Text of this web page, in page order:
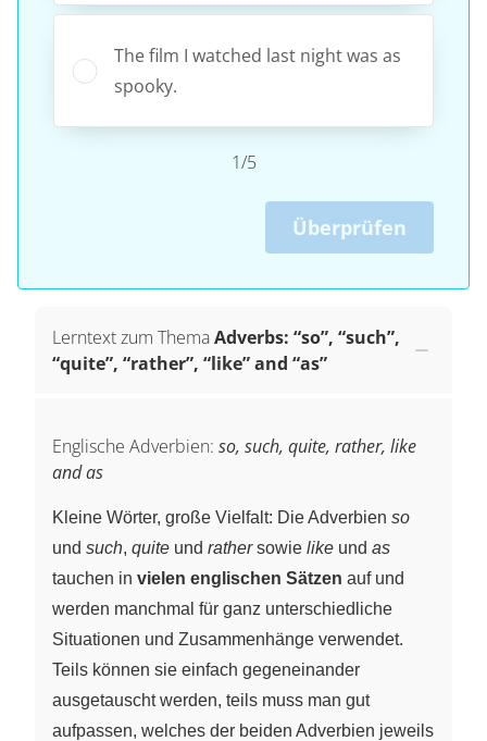
The film I watched last night was as
spooky.
1/5
Überprüfen
Lerntext zum ThemaAdverbs: “so”, “such”,
“quite”, “rather”, “like” and “as”
Englische Adverbien: so, such, quite, rather, like
and as
Kleine Wörter, große Vielfalt: Die Adverbien so
und such, quite und rathersowie like und as
tauchen in vielen englischen Sätzen auf und
werden manchmal für ganz unterschiedliche
Situationen und Zusammenhänge verwendet.
Teils können sie einfach gegeneinander
ausgetauscht werden, teils muss man gut
aufpassen, welches der beiden Adverbien jeweils